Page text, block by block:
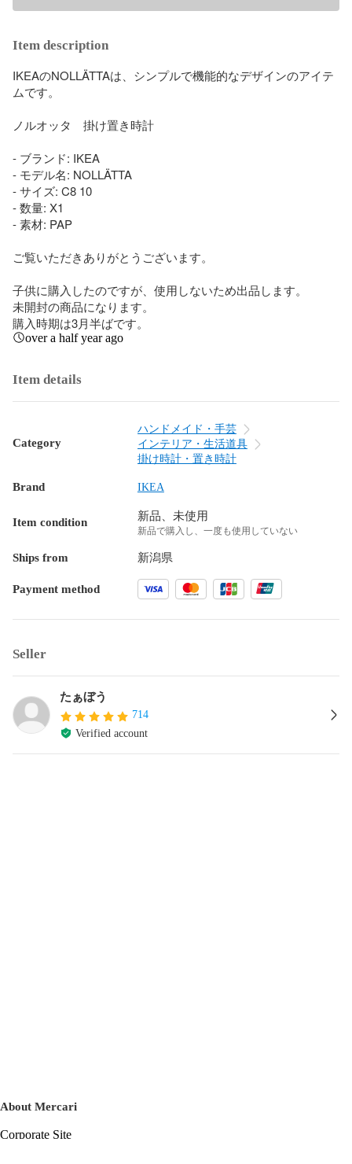
Item description
IKEAのNOLLÄTTAは、シンプルで機能的なデザインのアイテ
ムです。
ノルオッタ　掛け置き時計
- ブランド: IKEA
- モデル名: NOLLÄTTA
- サイズ: C8 10
- 数量: X1
- 素材: PAP
ご覧いただきありがとうございます。
子供に購入したのですが、使用しないため出品します。
未開封の商品になります。
購入時期は3月半ばです。
over a half year ago
Item details
Category
ハンドメイド・手芸
インテリア・生活道具
掛け時計・置き時計
Brand IKEA
Item condition 新品、未使用
新品で購入し、一度も使用していない
Ships from 新潟県
Payment method
Seller
たぁぼう
714
Verified account
About Mercari
Corporate Site